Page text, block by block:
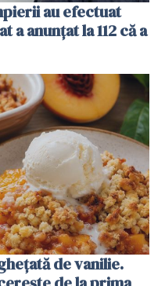
au efectuat
a anunțat la 112 că a
de vanilie.